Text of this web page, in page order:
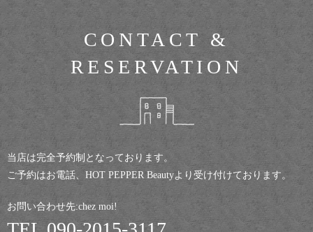
CONTACT &
RESERVATION
当店は完全予約制となっております。
ご予約はお電話、HOT PEPPER Beautyより受け付けております。
お問い合わせ先:chez moi!